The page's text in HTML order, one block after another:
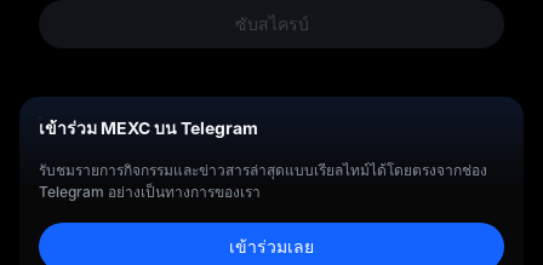
ซับสไครบ์
เข้าร่วม MEXC บน Telegram
รับชมรายการกิจกรรมและข่าวสารล่าสุดแบบเรียลไทม์ได้โดยตรงจากช่อง
Telegram อย่างเป็นทางการของเรา
เข้าร่วมเลย